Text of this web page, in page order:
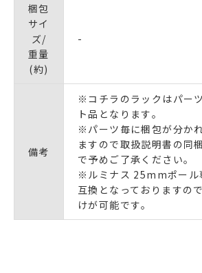
梱包
サイ
ズ/
重量
(約)
-
備考
※コチラのラックはパー
ト品となります｡
※パーツ毎に梱包が分か
ますので取扱説明書の同
で予めご了承ください｡
※ルミナス 25mmポール
互換となっておりますの
けが可能です｡